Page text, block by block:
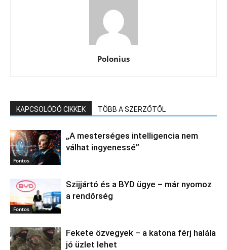
Polonius
KAPCSOLÓDÓ CIKKEK TÖBB A SZERZŐTŐL
Fontos
„A mesterséges intelligencia nem
válhat ingyenessé”
Fontos
Szijjártó és a BYD ügye – már nyomoz
a rendőrség
Fekete özvegyek – a katona férj halála
jó üzlet lehet